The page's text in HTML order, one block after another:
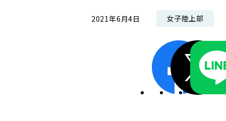
2021年6月4日 女子陸上部